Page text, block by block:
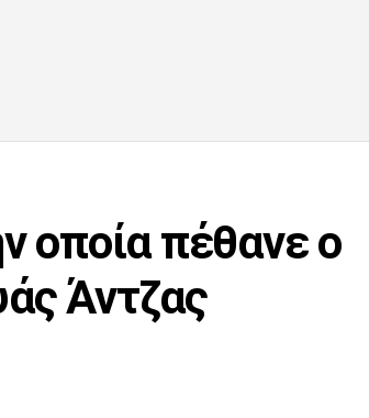
οποία πέθανε ο
Άντζας